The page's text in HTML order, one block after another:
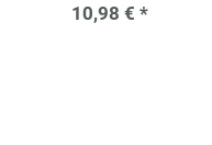
Schwarz
10,98 € *